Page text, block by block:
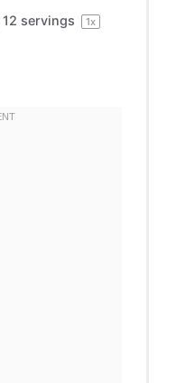
12 servings 1x